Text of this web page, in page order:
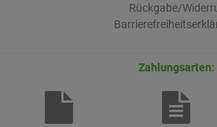
Rückgabe/
Zahlungsarten: